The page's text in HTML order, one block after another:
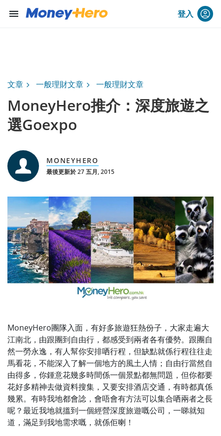
menu 登入
文章 一般理財文章 一般理財文章
MoneyHero推介：深度旅遊之
選Goexpo
MONEYHERO
最後更新於 27 五月, 2015
MoneyHero團隊入面，有好多旅遊狂熱份子，大家走遍大
江南北，由跟團到自由行，都感受到兩者各有優勢。跟團自
然一勞永逸，有人幫你安排哂行程，但缺點就係行程往往走
馬看花，不能深入了解一個地方的風土人情；自由行當然自
由得多，你鍾意花幾多時間係一個景點都無問題，但你都要
花好多精神去做資料搜集，又要安排酒店交通，有時都真係
幾累。有時我地都會諗，會唔會有方法可以集合哂兩者之長
呢？最近我地就搵到一個經營深度旅遊嘅公司，一睇就知
道，滿足到我地需求嘅，就係佢喇！